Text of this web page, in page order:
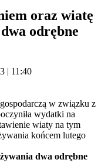
oraz wiatę
odrębne
| 11:40
w związku z
wydatki na
wiaty na tym
końcem lutego
dwa odrębne